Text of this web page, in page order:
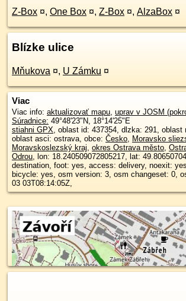
Z-Box ¤, One Box ¤, Z-Box ¤, AlzaBox ¤
Blízke ulice
Mňukova ¤, U Zámku ¤
Viac
Viac info: aktualizovať mapu, uprav v JOSM
Súradnice: 49°48'23"N, 18°14'25"E
stiahni GPX, oblast id: 437354, dlzka: 291, oblast name: Ostrava,
oblast asci: ostrava, obce: Česko, Moravsko
Moravskoslezský kraj, okres Ostrava město,
Odrou, lon: 18.240509072805217, lat:
destination, foot: yes, access: delivery, noexit:
bicycle: yes, osm version: 3, osm changeset: 0,
03 03T08:14:05Z,